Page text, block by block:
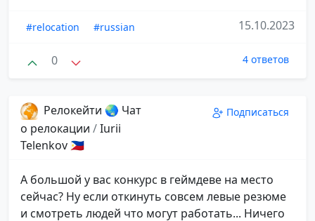
#relocation #russian 15.10.2023
0 4 ответов
Релокейти 🌏 Чат
о релокации /Iurii
Telenkov 🇵🇭
Подписаться
А большой у вас конкурс в геймдеве на место
сейчас? Ну если откинуть совсем левые резюме
и смотреть людей что могут работать... Ничего